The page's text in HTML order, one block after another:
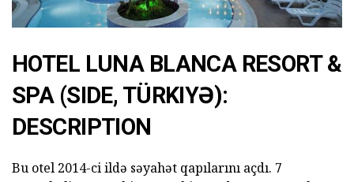
HOTEL LUNA BLANCA RESORT &
SPA (SIDE, TÜRKIYƏ):
DESCRIPTION
Bu otel 2014-ci ildə səyahət qapılarını açdı. 7